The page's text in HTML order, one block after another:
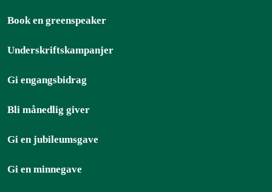
Book en greenspeaker
Underskriftskampanjer
Gi engangsbidrag
Bli månedlig giver
Gi en jubileumsgave
Gi en minnegave